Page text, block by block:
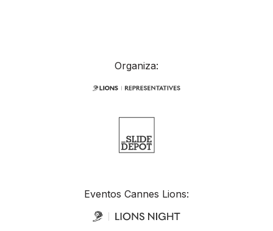
Organiza:
Eventos Cannes Lions: